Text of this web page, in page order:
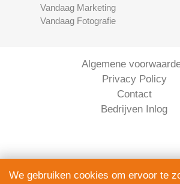
Vandaag Marketing
Vandaag Fotografie
Algemene
Privacy Policy
Contact
Bedrijven Inlog
We gebruiken cookies om ervoor te